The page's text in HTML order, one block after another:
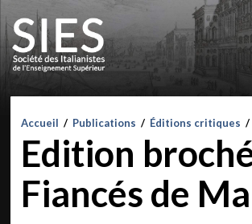
Accueil / Publications / Éditions critiques /
Edition
Fiancés de